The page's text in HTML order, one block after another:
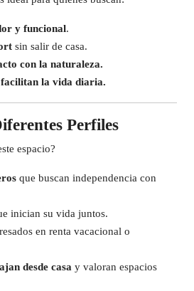
y funcional.
sin salir de casa.
con la naturaleza.
facilitan la vida diaria.
Perfiles
espacio?
que buscan independencia con
inician su vida juntos.
en renta vacacional o
desde casa y valoran espacios